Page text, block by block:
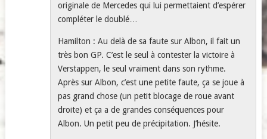
originale de Mercedes qui lui permettaient d’espérer
compléter le doublé…
Hamilton : Au delà de sa faute sur Albon, il fait un
très bon GP. C’est le seul à contester la victoire à
Verstappen, le seul vraiment dans son rythme.
Après sur Albon, c’est une petite faute, ça se joue à
pas grand chose (un petit blocage de roue avant
droite) et ça a de grandes conséquences pour
Albon. Un petit peu de précipitation. J’hésite.